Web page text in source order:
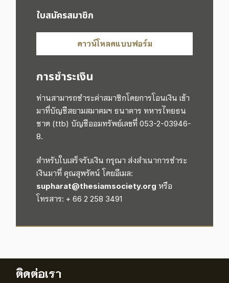
ใบสมัครสมาชิก
ดาวน์โหลดแบบฟอร์ม
การชำระเงิน
ท่านสามารถชำระค่าสมาชิกโดยการโอนเงินเข้า
มาที่บัญชีสยามสมาคมฯ ธนาคาร ทหารไทยธน
ชาต (ttb)บัญชีออมทรัพย์เลขที่ 053-2-03946-
8.
สำหรับใบเสร็จรับเงินกรุณา ส่งสำเนาการชำระ
เงินมาที่ คุณสุพรัตน์ โดยอีเมล:
supharat@thesiamsociety.org หรือ
โทรสาร: + 66 2 258 3491
ติดต่อเรา